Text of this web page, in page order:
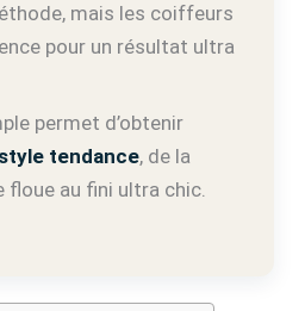
mais les coiffeurs
pour un résultat ultra
permet d’obtenir
style tendance, de la
floue au fini ultra chic.